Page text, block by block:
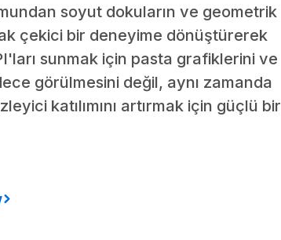
soyut dokuların ve geometrik
çekici bir deneyime dönüştürerek
sunmak için pasta grafiklerini ve
görülmesini değil, aynı zamanda
katılımını artırmak için güçlü bir